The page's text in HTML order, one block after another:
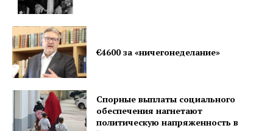
€4600 за «ничегонеделание»
Спорные выплаты социального
обеспечения нагнетают
политическую напряженность в